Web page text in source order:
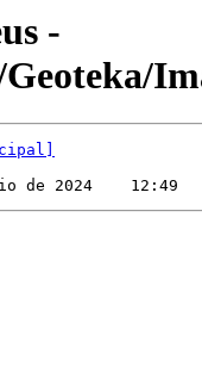
-
de 2024    12:49